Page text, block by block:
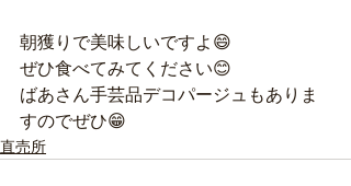
朝獲りで美味しいですよ😄
ぜひ食べてみてください😊
ばあさん手芸品デコパージュもありま
すのでぜひ😁
直売所